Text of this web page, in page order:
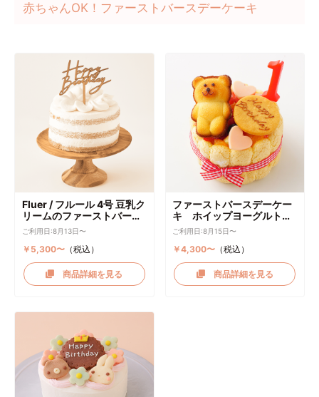
赤ちゃんOK！ファーストバースデーケーキ
Fluer / フルール 4号 豆乳ク
リームのファーストバース
デーケーキ ケーキトッパー
付き
ご利用日:8月13日〜
￥5,300〜（税込）
商品詳細を見る
ファーストバースデーケー
キ ホイップヨーグルトク
リーム
ご利用日:8月15日〜
￥4,300〜 （税込）
商品詳細を見る